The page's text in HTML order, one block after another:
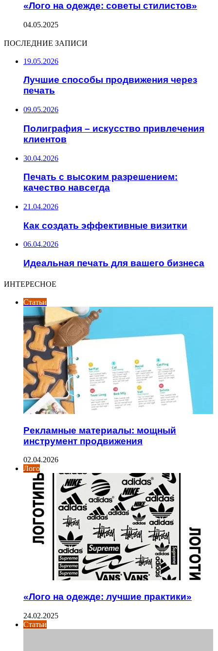
«Лого на одежде: советы стилистов»
04.05.2025
ПОСЛЕДНИЕ ЗАПИСИ
19.05.2026
Лучшие способы продвижения через
печать
09.05.2026
Полиграфия – искусство привлечения
клиентов
30.04.2026
Печать с высоким разрешением:
качество навсегда
21.04.2026
Как создать эффективные визитки
06.04.2026
Идеальная печать для вашего бизнеса
ИНТЕРЕСНОЕ
Статьи
Рекламные материалы: мощный
инструмент продвижения
02.04.2026
Лого
«Лого на одежде: лучшие практики»
24.02.2025
Статьи